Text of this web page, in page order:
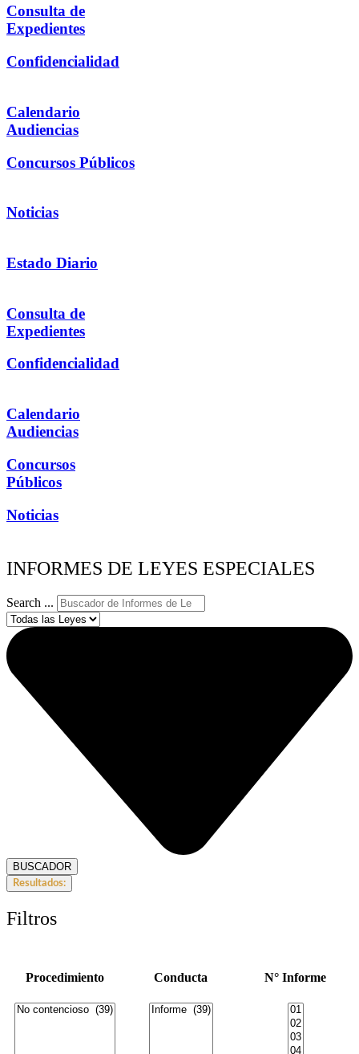
Consulta de
Expedientes
Confidencialidad
Calendario
Audiencias
Concursos Públicos
Noticias
Estado Diario
Consulta de
Expedientes
Confidencialidad
Calendario
Audiencias
Concursos
Públicos
Noticias
INFORMES DE LEYES ESPECIALES
Search ...
BUSCADOR
Resultados:
Filtros
Procedimiento Conducta N° Informe